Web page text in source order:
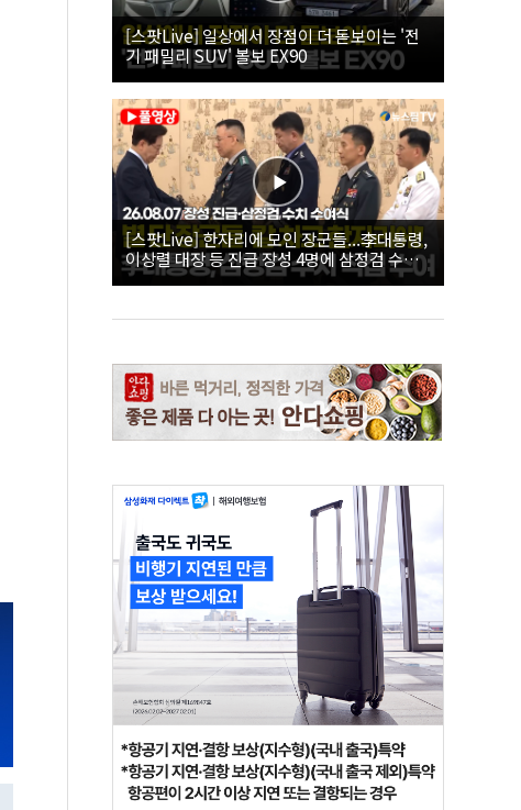
[스팟Live] 일상에서 장점이 더 돋보이는 '전
기 패밀리 SUV' 볼보 EX90
[스팟Live] 한자리에 모인 장군들...李대통령,
이상렬 대장 등 진급 장성 4명에 삼정검 수치
직접 수여｜26.08.07 장성 진급·삼정검 수치